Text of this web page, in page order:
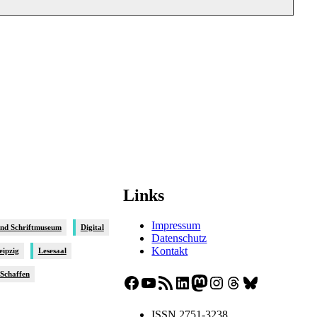
Schriftmuseum Digital
Lesesaal
Links
Impressum
Datenschutz
Kontakt
Facebook YouTube RSS-Feed LinkedIn Mastodon Instagram Threads Bluesky
ISSN 2751-3238